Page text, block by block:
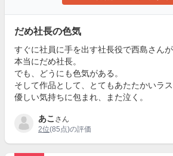
だめ社長の色気
すぐに社員に手を出す社長役で西島さんが
本当にだめ社長。
でも、どうにも色気がある。
そして作品として、とてもあたたかいラス
優しい気持ちに包まれ、また泣く。
あこ さん
2位(85点)の評価